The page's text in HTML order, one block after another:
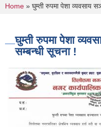
You are here
Home » घुम्ती रुपमा पेशा व्यवसाय
घुम्ती रुपमा पेशा
सम्बन्धी सूचना !